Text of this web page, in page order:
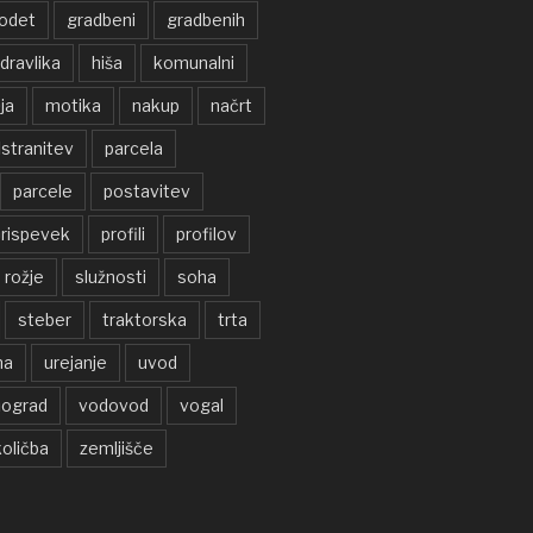
gradbeni gradbenih
hiša komunalni
motika nakup načrt
parcela
parcele postavitev
profili profilov
rožje služnosti soha
steber traktorska trta
urejanje uvod
vodovod vogal
zemljišče